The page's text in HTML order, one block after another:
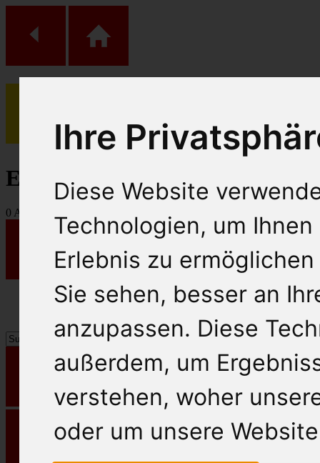
Ihre
Diese Website
Technologien, um
Erlebnis zu
Sie sehen, besser an
anzupassen. Diese
außerdem, um
verstehen, woher
oder um unsere
(0)
Einkaufs Wagen
0 Artikel